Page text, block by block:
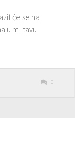
će se na
mlitavu
0